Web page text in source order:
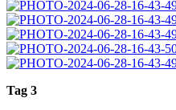
Tag 3